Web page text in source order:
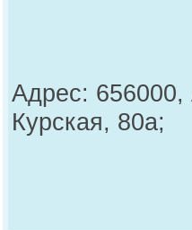
Адрес: 656000,
Курская, 80а;